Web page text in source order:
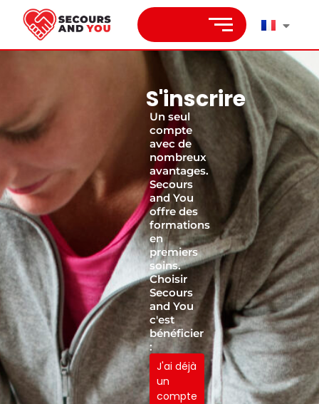
S'inscrire
Un seul
compte
avec de
nombreux
avantages.
Secours
and You
offre des
formations
en
premiers
soins.
Choisir
Secours
and You
c'est
bénéficier
:
J'ai déjà
un
compte